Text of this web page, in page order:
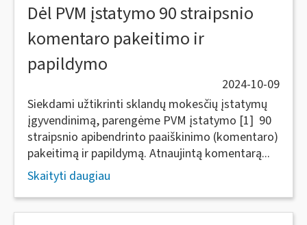
Dėl PVM įstatymo 90 straipsnio
komentaro pakeitimo ir
papildymo
2024-10-09
Siekdami užtikrinti sklandų mokesčių įstatymų
įgyvendinimą, parengėme PVM įstatymo [1] 90
straipsnio apibendrinto paaiškinimo (komentaro)
pakeitimą ir papildymą. Atnaujintą komentarą...
Skaityti daugiau